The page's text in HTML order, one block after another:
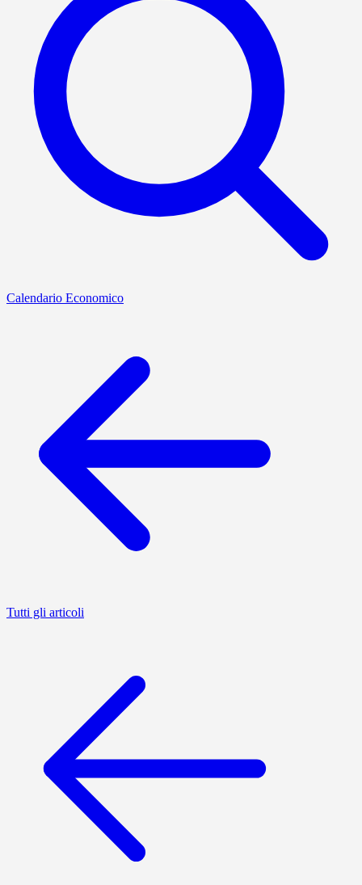
Calendario Economico
Tutti gli articoli